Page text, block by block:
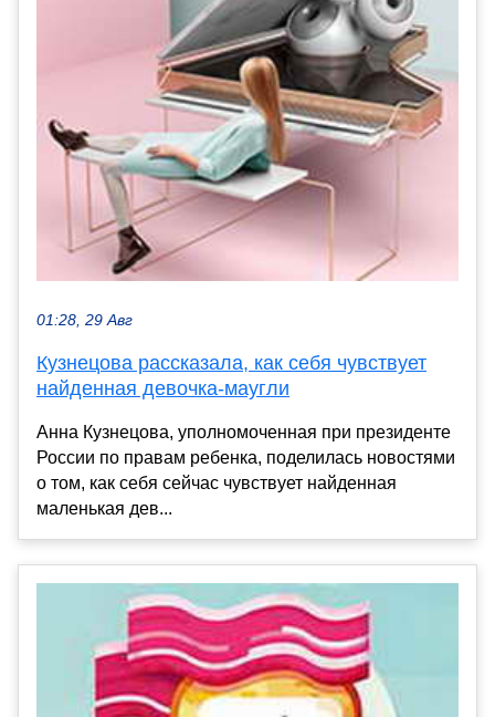
01:28, 29 Авг
Кузнецова рассказала, как себя чувствует
найденная девочка-маугли
Анна Кузнецова, уполномоченная при президенте
России по правам ребенка, поделилась новостями
о том, как себя сейчас чувствует найденная
маленькая дев...